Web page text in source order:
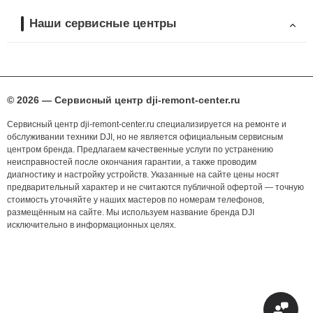
Наши сервисные центры
© 2026 — Сервисный центр dji-remont-center.ru
Сервисный центр dji-remont-center.ru специализируется на ремонте и
обслуживании техники DJI, но не является официальным сервисным
центром бренда. Предлагаем качественные услуги по устранению
неисправностей после окончания гарантии, а также проводим
диагностику и настройку устройств. Указанные на сайте цены носят
предварительный характер и не считаются публичной офертой — точную
стоимость уточняйте у наших мастеров по номерам телефонов,
размещённым на сайте. Мы используем название бренда DJI
исключительно в информационных целях.